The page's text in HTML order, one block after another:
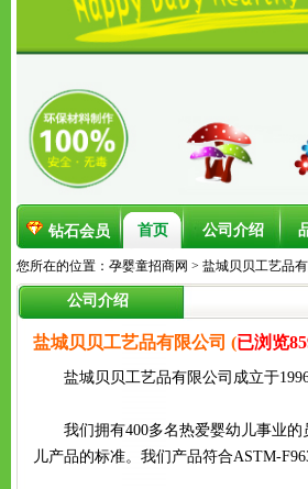
钻石会员 首页 公司介绍
您所在的位置： 孕婴童招商网 > 盐城贝贝工艺品
公司介绍
盐城贝贝工艺品有限公司 (已浏览
盐城贝贝工艺品有限公司成立于1996
我们拥有400多名热爱婴幼儿事业的
儿产品的标准。我们产品符合ASTM-